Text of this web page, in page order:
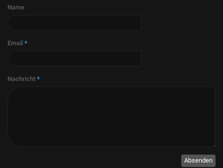
Name
Email *
Nachricht *
Absenden